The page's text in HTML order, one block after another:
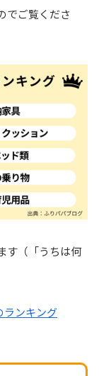
でご覧くださ
す（「うちは何
ランキング